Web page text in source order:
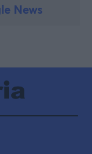
News